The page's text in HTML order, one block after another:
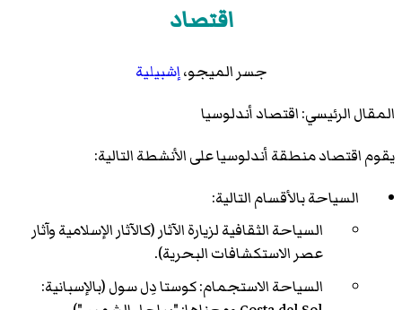
اقتصاد
جسر الميجو،إشبيلية
المقال الرئيسي: اقتصاد أندلوسيا
يقوم اقتصاد منطقة أندلوسيا على الأنشطة التالية:
السياحة بالأقسام التالية:
السياحة الثقافية لزيارة الآثار (كالآثار الإسلامية وآثار
عصر الاستكشافات البحرية).
السياحة الاستجمام:كوستا دِل سول(بالإسبانية: